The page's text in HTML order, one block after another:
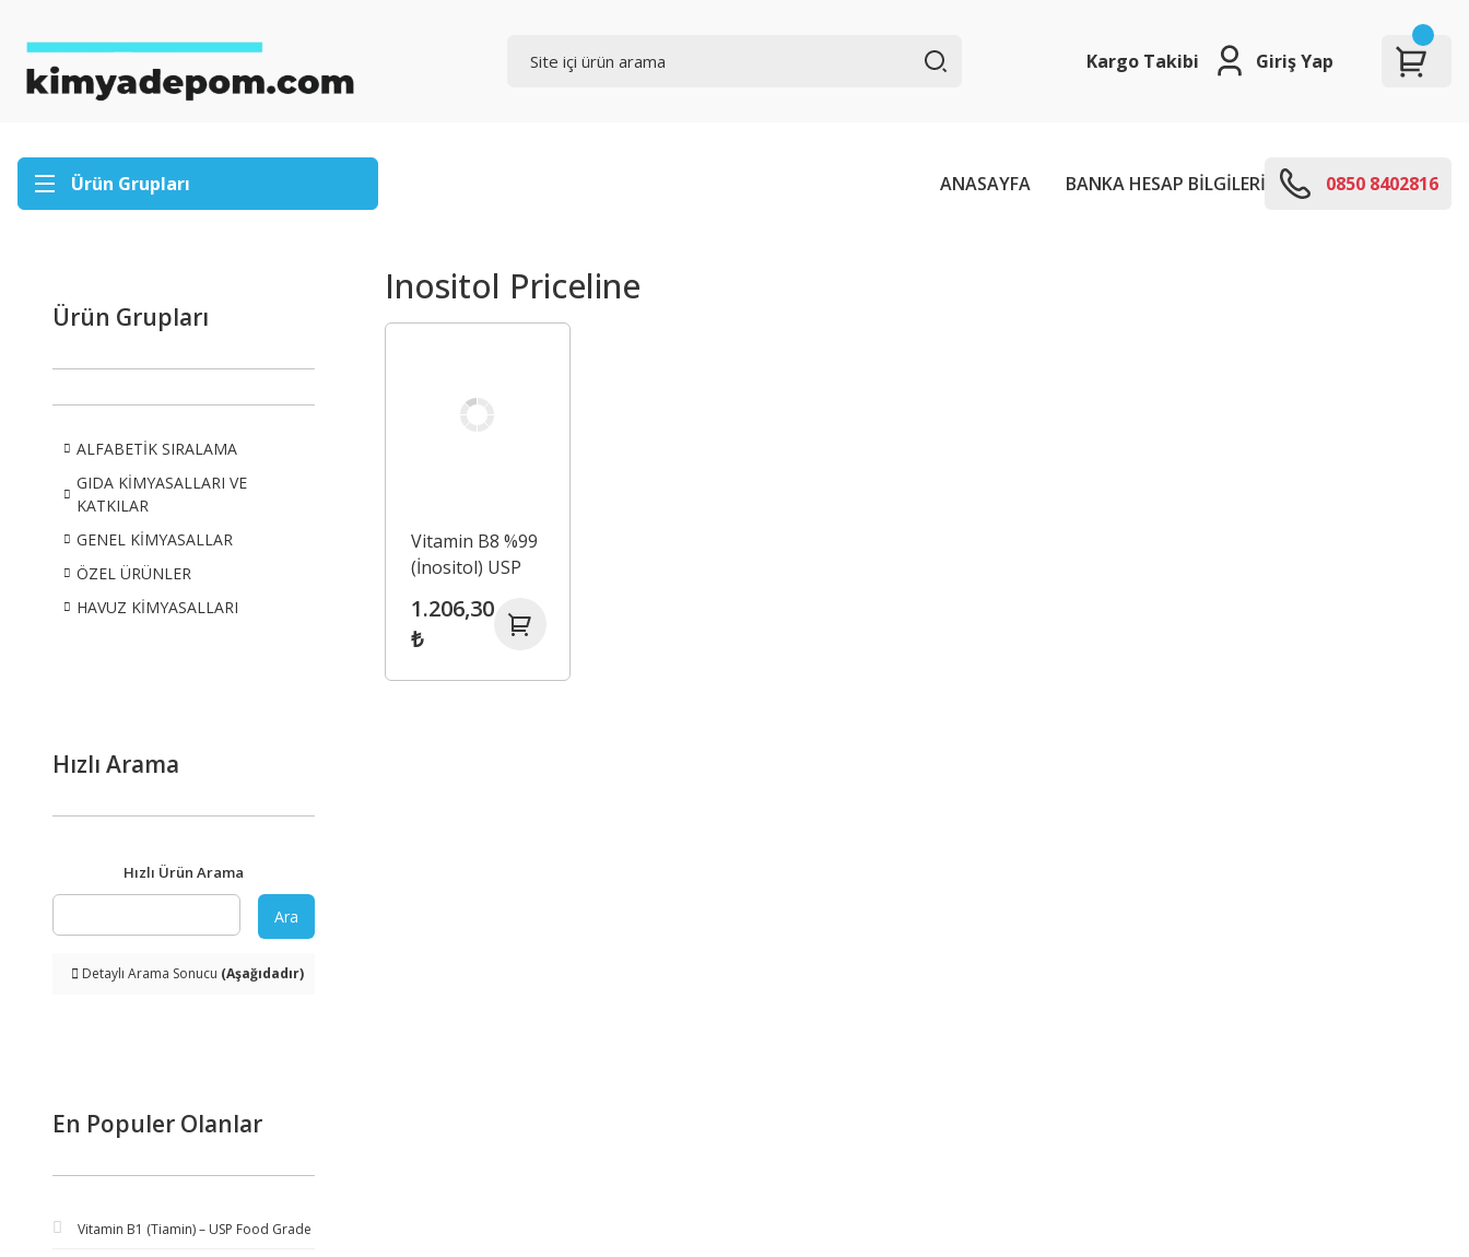
Kargo Takibi Giriş Yap
Ürün Grupları ANASAYFA BANKA HESAP BİLGİLERİ E-KODLARI
0850 8402816
Ürün Grupları
ALFABETİK SIRALAMA
GIDA KİMYASALLARI VE
KATKILAR
GENEL KİMYASALLAR
ÖZEL ÜRÜNLER
HAVUZ KİMYASALLARI
Hızlı Arama
Hızlı Ürün Arama
Ara
Detaylı Arama Sonucu (Aşağıdadır)
En Populer Olanlar
Vitamin B1 (Tiamin) – USP Food Grade
Inositol Priceline
Vitamin B8 %99
(İnositol) USP
1.206,30
₺